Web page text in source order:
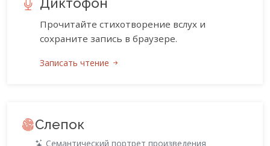
Диктофон
Прочитайте стихотворение вслух и
сохраните запись в браузере.
Записать чтение
Слепок
Семантический портрет произведения